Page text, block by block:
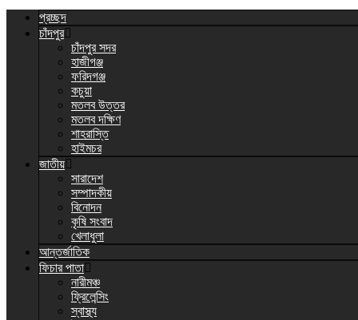
প্রচ্ছদ
চাঁদপুর
চাঁদপুর সদর
হাজীগঞ্জ
ফরিদগঞ্জ
কচুয়া
মতলব উত্তর
মতলব দক্ষিণ
শাহরাস্তি
হাইমচর
জাতীয়
সারাদেশ
সম্পাদকীয়
বিনোদন
কৃষি সংবাদ
খেলাধুলা
আন্তর্জাতিক
ফিচার পাতা
নারীমঞ্চ
ফ্রিলেন্সিং
স্বাস্থ্য